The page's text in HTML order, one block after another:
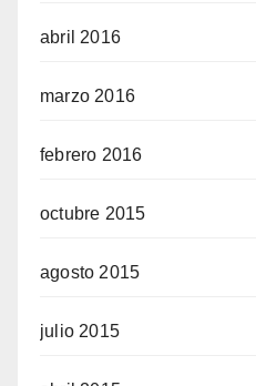
abril 2016
marzo 2016
febrero 2016
octubre 2015
agosto 2015
julio 2015